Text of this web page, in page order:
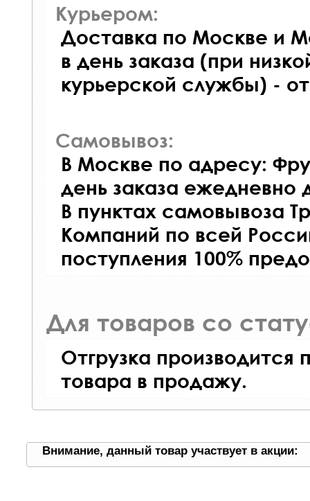
Курьером:
Доставка по Москве и
в день заказа (при
курьерской службы) -
Самовывоз:
В Москве по адресу:
день заказа ежедневно
В пунктах самовывоза
Компаний по всей
поступления 100%
Для товаров со
Отгрузка производится
товара в продажу.
Внимание, данный товар участвует в акции: